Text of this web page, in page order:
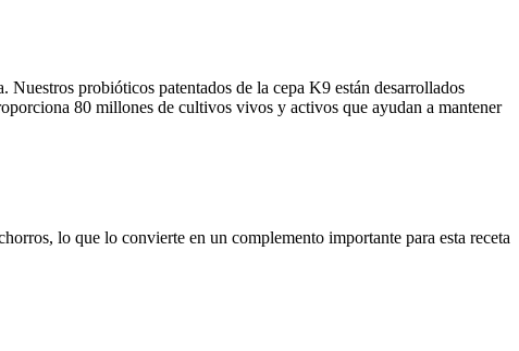
probióticos patentados de la cepa K9 están desarrollados
80 millones de cultivos vivos y activos que ayudan a mantener
lo que lo convierte en un complemento importante para esta receta